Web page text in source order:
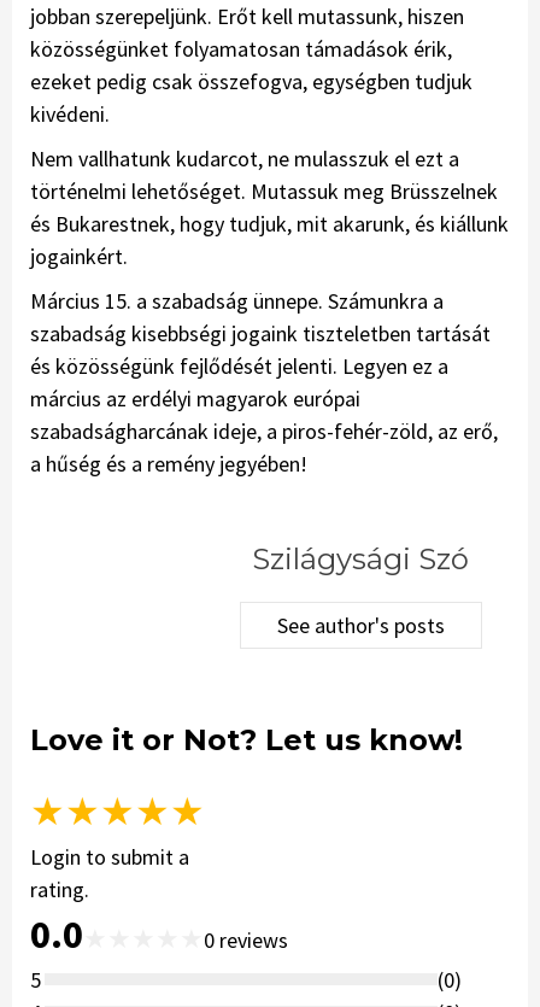
jobban szerepeljünk. Erőt kell mutassunk, hiszen
közösségünket folyamatosan támadások érik,
ezeket pedig csak összefogva, egységben tudjuk
kivédeni.
Nem vallhatunk kudarcot, ne mulasszuk el ezt a
történelmi lehetőséget. Mutassuk meg Brüsszelnek
és Bukarestnek, hogy tudjuk, mit akarunk, és kiállunk
jogainkért.
Március 15. a szabadság ünnepe. Számunkra a
szabadság kisebbségi jogaink tiszteletben tartását
és közösségünk fejlődését jelenti. Legyen ez a
március az erdélyi magyarok európai
szabadságharcának ideje, a piros-fehér-zöld, az erő,
a hűség és a remény jegyében!
Szilágysági Szó
See author's posts
Love it or Not? Let us know!
★★★★★
Login to submit a
rating.
0.0 0 reviews
5
(0)